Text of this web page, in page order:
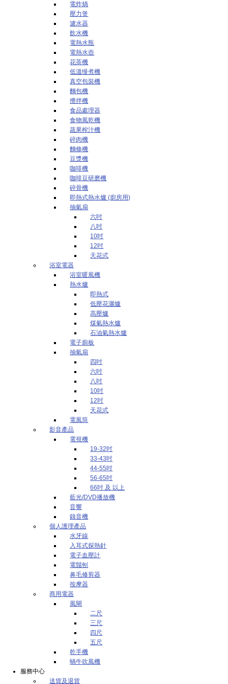
電炸煱
壓力煲
濾水器
飲水機
電熱水瓶
電熱水壺
花茶機
低溫慢煮機
真空包裝機
麵包機
攪拌機
食品處理器
食物風乾機
蔬果榨汁機
碎肉機
麵條機
豆漿機
咖啡機
咖啡豆研磨機
碎骨機
即熱式熱水爐 (廚房用)
抽氣扇
六吋
八吋
10吋
12吋
天花式
浴室電器
浴室暖風機
熱水爐
即熱式
低壓花灑爐
高壓爐
煤氣熱水爐
石油氣熱水爐
電子廁板
抽氣扇
四吋
六吋
八吋
10吋
12吋
天花式
電風筒
影音產品
電視機
19-32吋
33-43吋
44-55吋
56-65吋
66吋 及 以上
藍光/DVD播放機
音響
錄音機
個人護理產品
水牙線
入耳式探熱針
電子血壓計
電鬚刨
鼻毛修剪器
按摩器
商用電器
風閘
二尺
三尺
四尺
五尺
乾手機
蝸牛吹風機
服務中心
送貨及退貨